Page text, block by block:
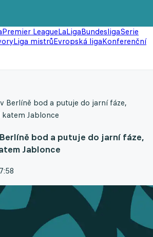
Premier LeagueLaLigaBundesligaSerie
Liga mistrůEvropská ligaKonferenční
Berlíně bod a putuje do jarní fáze,
katem Jablonce
bod a putuje do jarní fáze,
Jablonce